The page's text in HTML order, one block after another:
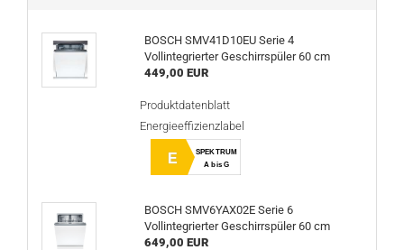
BOSCH SMV41D10EU Serie 4
Vollintegrierter Geschirrspüler 60 cm
449,00 EUR
Produktdatenblatt
Energieeffizienzlabel
E
SPEKTRUM
A bis G
BOSCH SMV6YAX02E Serie 6
Vollintegrierter Geschirrspüler 60 cm
649,00 EUR